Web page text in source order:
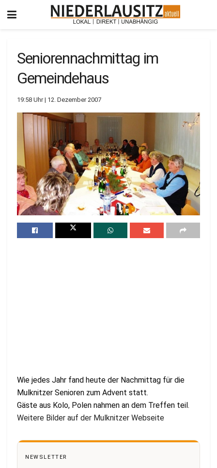
Seniorennachmittag im
Gemeindehaus
19:58 Uhr | 12. Dezember 2007
Wie jedes Jahr fand heute der Nachmittag für die
Mulknitzer Senioren zum Advent statt.
Gäste aus Kolo, Polen nahmen an dem Treffen teil.
Weitere Bilder auf der Mulknitzer Webseite
NEWSLETTER